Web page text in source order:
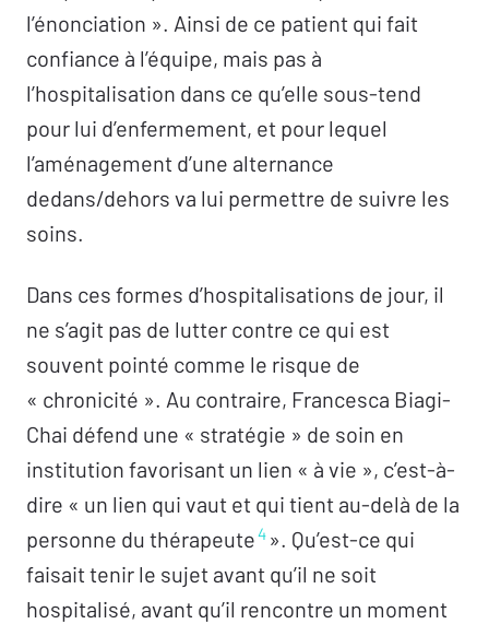
l’énonciation ». Ainsi de ce patient qui fait
confiance à l’équipe, mais pas à
l’hospitalisation dans ce qu’elle sous-tend
pour lui d’enfermement, et pour lequel
l’aménagement d’une alternance
dedans/dehors va lui permettre de suivre les
soins.
Dans ces formes d’hospitalisations de jour, il
ne s’agit pas de lutter contre ce qui est
souvent pointé comme le risque de
« chronicité ». Au contraire, Francesca Biagi-
Chai défend une « stratégie » de soin en
institution favorisant un lien « à vie », c’est-à-
dire « un lien qui vaut et qui tient au-delà de la
personne du thérapeute4 ». Qu’est-ce qui
faisait tenir le sujet avant qu’il ne soit
hospitalisé, avant qu’il rencontre un moment